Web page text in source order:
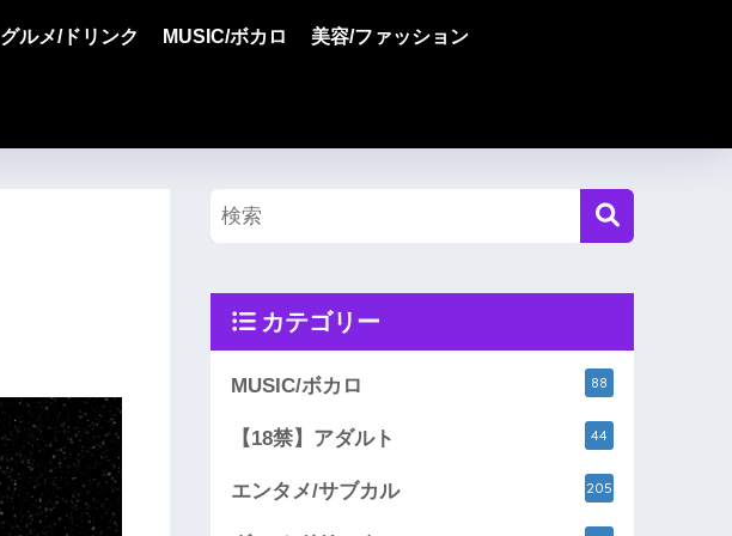
グルメ/ドリンク MUSIC/ボカロ 美容/ファッション
カテゴリー
MUSIC/ボカロ 88
【18禁】アダルト 44
エンタメ/サブカル 205